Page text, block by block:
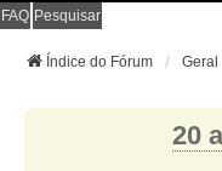
FAQ Pesquisar
Índice do Fórum Geral
20